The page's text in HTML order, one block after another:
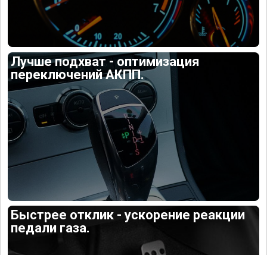
Лучше подхват - оптимизация
переключений АКПП.
Быстрее отклик - ускорение реакции
педали газа.